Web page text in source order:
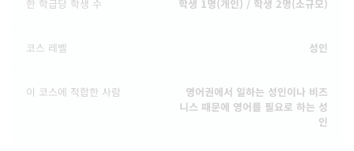
한 학급당 학생 수 학생 1명(개인) / 학생 2명(소규모)
코스 레벨 성인
이 코스에 적합한 사람
영어권에서 일하는 성인이나 비즈
니스 때문에 영어를 필요로 하는 성
인